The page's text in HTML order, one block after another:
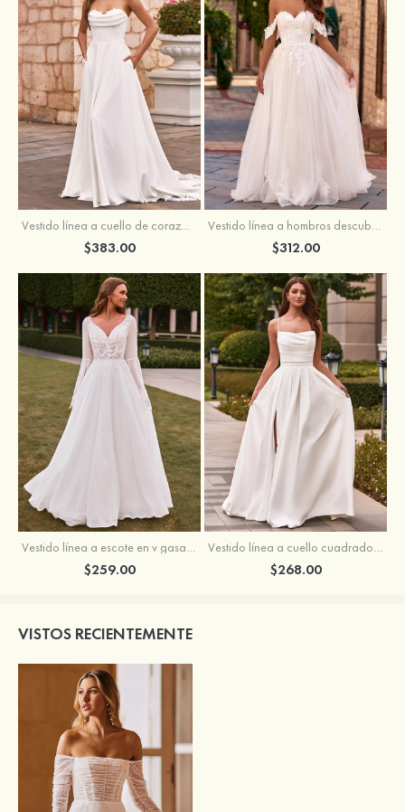
Vestido línea a cuello de corazón satén cola de capilla vestido de novia
$383.00
Vestido línea a hombros descubiertos tul cola de corte vestido de novia
$312.00
Vestido línea a escote en v gasa cola de barrido vestido de novia
$259.00
Vestido línea a cuello cuadrado crepé elástico cola de barrido vestido de novia
$268.00
VISTOS RECIENTEMENTE